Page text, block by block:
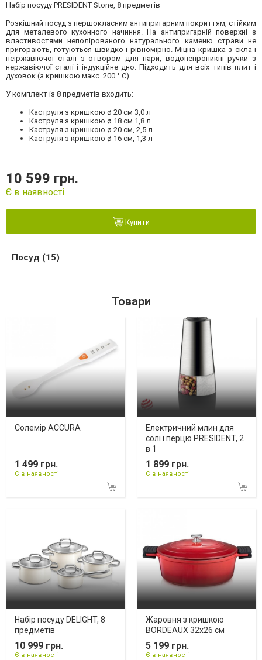
Набір посуду PRESIDENT Stone, 8 предметів
Розкішний посуд з першокласним антипригарним покриттям, стійким
для металевого кухонного начиння. На антипригарній поверхні з
властивостями неполірованого натурального каменю страви не
пригорають, готуються швидко і рівномірно. Міцна кришка з скла і
неіржавіючої сталі з отвором для пари, водонепроникні ручки з
нержавіючої сталі і індукційне дно. Підходить для всіх типів плит і
духовок (з кришкою макс. 200 ° C).
У комплект із 8 предметів входить:
Каструля з кришкою ø 20 см 3,0 л
Каструля з кришкою ø 18 см 1,8 л
Каструля з кришкою ø 20 см, 2,5 л
Каструля з кришкою ø 16 см, 1,3 л
10 599 грн.
Є в наявності
Купити
Посуд (15)
Товари
Солемір ACCURA
1 499 грн.
Є в наявності
Електричний млин для
солі і перцю PRESIDENT, 2
в 1
1 899 грн.
Є в наявності
Набір посуду DELIGHT, 8
предметів
10 999 грн.
Є в наявності
Жаровня з кришкою
BORDEAUX 32x26 см
5 199 грн.
Є в наявності